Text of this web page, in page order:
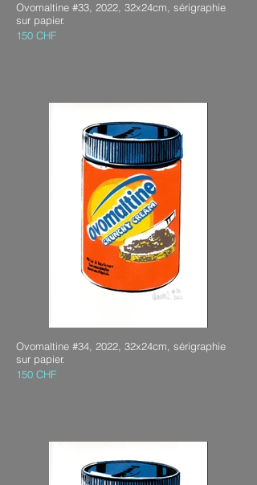
Ovomaltine #33, 2022, 32x24cm, sérigraphie
sur papier.
150 CHF
Ovomaltine #34, 2022, 32x24cm, sérigraphie
sur papier.
150 CHF